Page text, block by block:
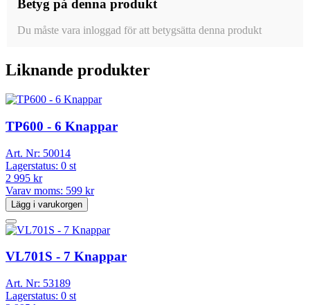
Betyg på denna produkt
Du måste vara inloggad för att betygsätta denna produkt
Liknande produkter
TP600 - 6 Knappar
Art. Nr: 50014
Lagerstatus: 0 st
2 995 kr
Varav moms: 599 kr
Lägg i varukorgen
VL701S - 7 Knappar
Art. Nr: 53189
Lagerstatus: 0 st